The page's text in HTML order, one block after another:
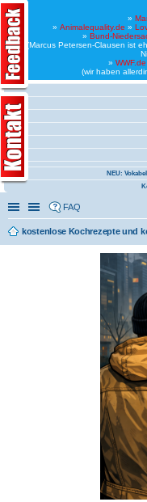
»
» Animalequality.de »
» Bund-
(Marcus Petersen-Clausen ist
» WWF.de
(wir haben
NEU:
Schnellzugriff
Linkliste
FAQ
kostenlose Kochrezepte und